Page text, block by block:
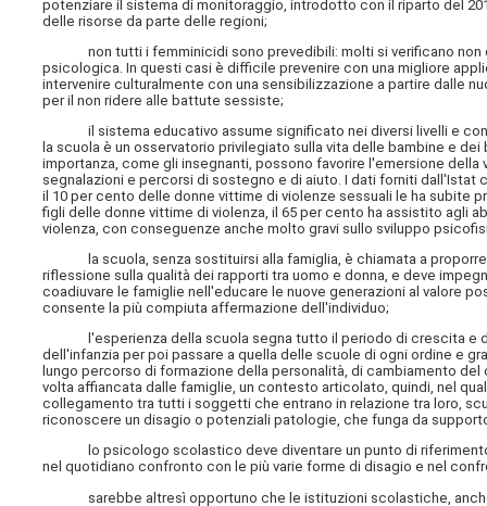
potenziare il sistema di monitoraggio, introdotto con il riparto del
delle risorse da parte delle regioni;
non tutti i femminicidi sono prevedibili: molti si verificano non
psicologica. In questi casi è difficile prevenire con una migliore
intervenire culturalmente con una sensibilizzazione a partire dalle
per il non ridere alle battute sessiste;
il sistema educativo assume significato nei diversi livelli e con
la scuola è un osservatorio privilegiato sulla vita delle bambine e
importanza, come gli insegnanti, possono favorire l'emersione
segnalazioni e percorsi di sostegno e di aiuto. I dati forniti dall'Istat
il 10 per cento delle donne vittime di violenze sessuali le ha subite
figli delle donne vittime di violenza, il 65 per cento ha assistito agli
violenza, con conseguenze anche molto gravi sullo sviluppo
la scuola, senza sostituirsi alla famiglia, è chiamata a proporre
riflessione sulla qualità dei rapporti tra uomo e donna, e deve
coadiuvare le famiglie nell'educare le nuove generazioni al valore
consente la più compiuta affermazione dell'individuo;
l'esperienza della scuola segna tutto il periodo di crescita e di
dell'infanzia per poi passare a quella delle scuole di ogni ordine e
lungo percorso di formazione della personalità, di cambiamento
volta affiancata dalle famiglie, un contesto articolato, quindi, nel
collegamento tra tutti i soggetti che entrano in relazione tra loro,
riconoscere un disagio o potenziali patologie, che funga da
lo psicologo scolastico deve diventare un punto di riferimento
nel quotidiano confronto con le più varie forme di disagio e nel
sarebbe altresì opportuno che le istituzioni scolastiche, anche